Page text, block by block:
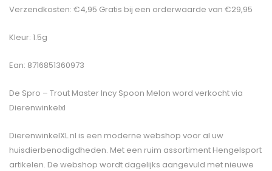
Verzendkosten: €4,95 Gratis bij een orderwaarde van €29,95
Kleur: 1.5g
Ean: 8716851360973
De Spro – Trout Master Incy Spoon Melon word verkocht via
Dierenwinkelxl
DierenwinkelXL.nl is een moderne webshop voor al uw
huisdierbenodigdheden. Met een ruim assortiment Hengelsport
artikelen. De webshop wordt dagelijks aangevuld met nieuwe